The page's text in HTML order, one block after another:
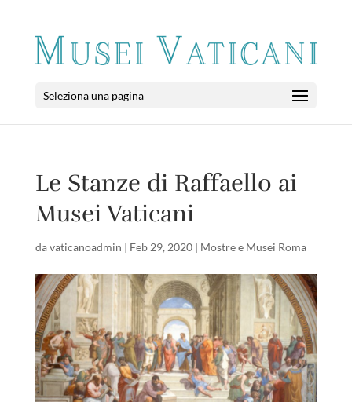
Seleziona una pagina
Le Stanze di Raffaello ai
Musei Vaticani
davaticanoadmin | Feb 29, 2020| Mostre e Musei Roma